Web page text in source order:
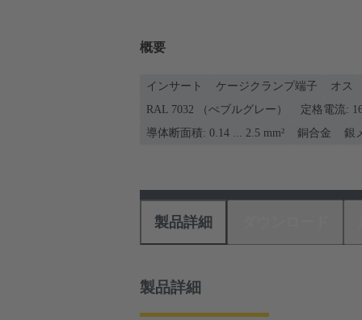
概要
インサート ケージクランプ端子 オス
RAL 7032 （ぺブルグレー）
定格電流:
導体断面積: 0.14 ... 2.5 mm²
銅合金 銀
製品詳細
製品詳細